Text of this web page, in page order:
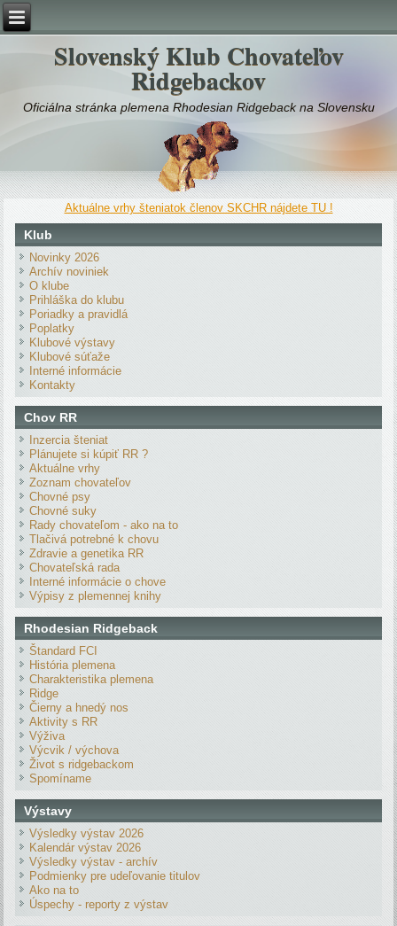
Slovenský Klub Chovateľov
Ridgebackov
Oficiálna stránka plemena Rhodesian Ridgeback na Slovensku
Aktuálne vrhy šteniatok členov SKCHR nájdete TU !
Klub
Novinky 2026
Archív noviniek
O klube
Prihláška do klubu
Poriadky a pravidlá
Poplatky
Klubové výstavy
Klubové súťaže
Interné informácie
Kontakty
Chov RR
Inzercia šteniat
Plánujete si kúpiť RR ?
Aktuálne vrhy
Zoznam chovateľov
Chovné psy
Chovné suky
Rady chovateľom - ako na to
Tlačivá potrebné k chovu
Zdravie a genetika RR
Chovateľská rada
Interné informácie o chove
Výpisy z plemennej knihy
Rhodesian Ridgeback
Štandard FCI
História plemena
Charakteristika plemena
Ridge
Čierny a hnedý nos
Aktivity s RR
Výživa
Výcvik / výchova
Život s ridgebackom
Spomíname
Výstavy
Výsledky výstav 2026
Kalendár výstav 2026
Výsledky výstav - archív
Podmienky pre udeľovanie titulov
Ako na to
Úspechy - reporty z výstav